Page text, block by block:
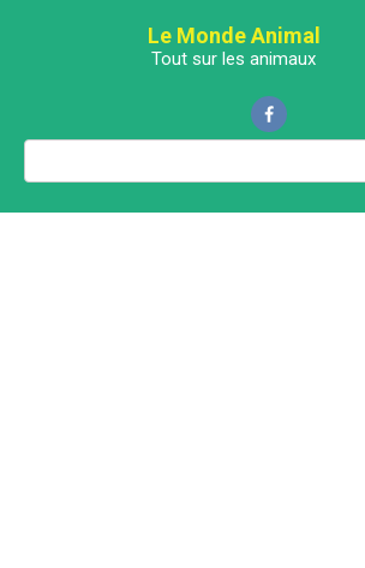
Le Monde Animal
Tout sur les animaux
Поиск: